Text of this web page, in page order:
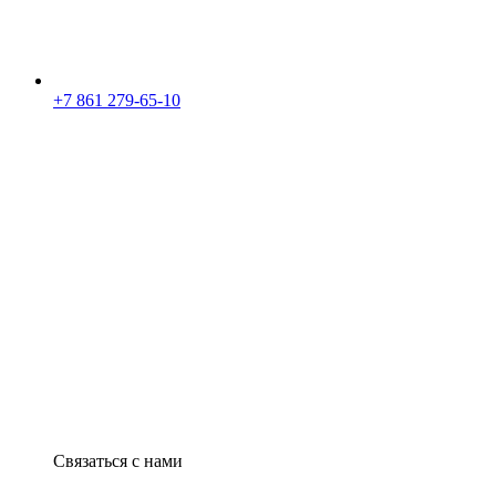
+7 861 279-65-10
Связаться с нами